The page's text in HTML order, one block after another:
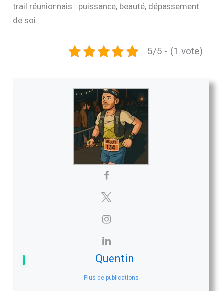
trail réunionnais : puissance, beauté, dépassement
de soi.
5/5 - (1 vote)
Quentin
Plus de publications